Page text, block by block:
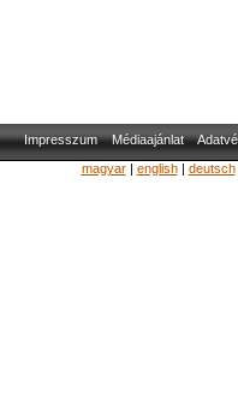
Impresszum Médiaajánlat
magyar| english| deutsch